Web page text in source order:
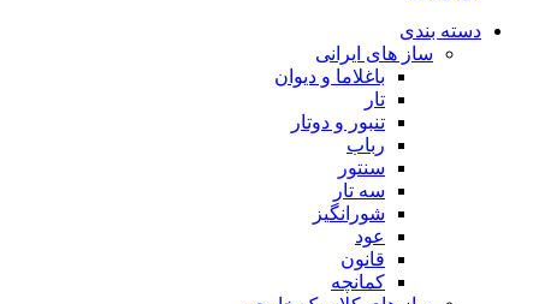
دسته بندی
ساز های ایرانی
باغلاما و دیوان
تار
تنبور و دوتار
رباب
سنتور
سه تار
شورانگیز
عود
قانون
کمانچه